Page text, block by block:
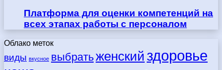
Платформа для оценки компетенций на
всех этапах работы с персоналом
Облако меток
виды вкусное выбратьженский здоровье